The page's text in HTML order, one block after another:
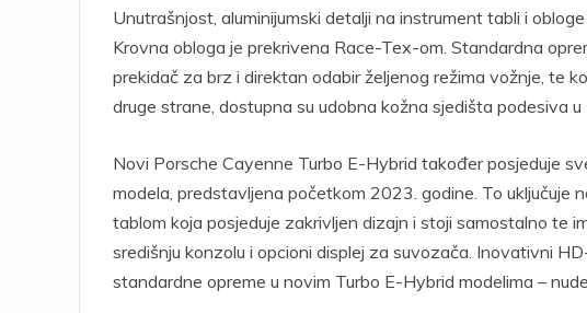
Unutrašnjost, aluminijumski detalji na instrument tabli i
Krovna obloga je prekrivena Race-Tex-om. Standardna
prekidač za brz i direktan odabir željenog režima vožnje, te
druge strane, dostupna su udobna kožna sjedišta podesiva
Novi Porsche Cayenne Turbo E-Hybrid također posjeduje
modela, predstavljena početkom 2023. godine. To uključuje
tablom koja posjeduje zakrivljen dizajn i stoji samostalno te
središnju konzolu i opcioni displej za suvozača. Inovativni
standardne opreme u novim Turbo E-Hybrid modelima –